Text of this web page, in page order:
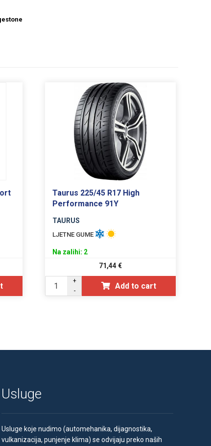
Taurus 225/45 R17 High
Performance 91Y
TAURUS
LJETNE GUME
Na zalihi: 2
71,44€
+
-
Add to cart
Usluge
Usluge koje nudimo (automehanika, dijagnostika,
vulkanizacija, punjenje klima) se odvijaju preko naših